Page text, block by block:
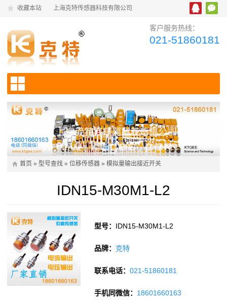
收藏本站 上海克特传感器科技有限公司
客户服务热线：
021-51860181
首页 » 型号查找 » 位移传感器 » 模拟量输出接近开关
IDN15-M30M1-L2
型号： IDN15-M30M1-L2
品牌： 克特
联系电话：021-51860181
手机同微信： 18601660163